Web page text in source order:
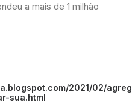
a mais de 1 milhão
2021/02/
sua.html